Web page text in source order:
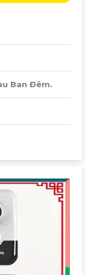
Ban Đêm.